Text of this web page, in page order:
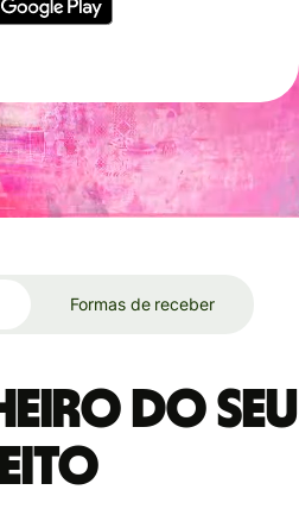
Formas de receber
do seu